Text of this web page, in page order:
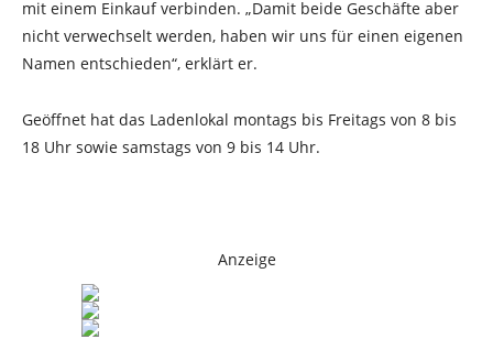
mit einem Einkauf verbinden. „Damit beide Geschäfte aber
nicht verwechselt werden, haben wir uns für einen eigenen
Namen entschieden“, erklärt er.
Geöffnet hat das Ladenlokal montags bis Freitags von 8 bis
18 Uhr sowie samstags von 9 bis 14 Uhr.
Anzeige